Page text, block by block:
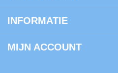
INFORMATIE
MIJN ACCOUNT